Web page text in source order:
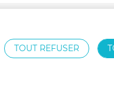
TOUT REFUSER